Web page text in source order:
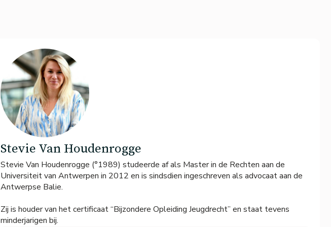
Stevie Van Houdenrogge
Stevie Van Houdenrogge (°1989) studeerde af als Master in de Rechten aan de
Universiteit van Antwerpen in 2012 en is sindsdien ingeschreven als advocaat aan de
Antwerpse Balie.
Zij is houder van het certificaat “Bijzondere Opleiding Jeugdrecht” en staat tevens
minderjarigen bij.